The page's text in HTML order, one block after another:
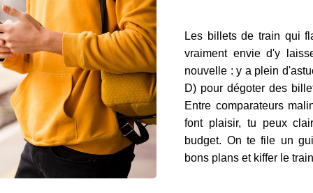
Les billets de train qui
vraiment envie d'y
nouvelle : y a plein
D) pour dégoter des
Entre comparateurs
font plaisir, tu peux
budget. On te file un
bons plans et kiffer le